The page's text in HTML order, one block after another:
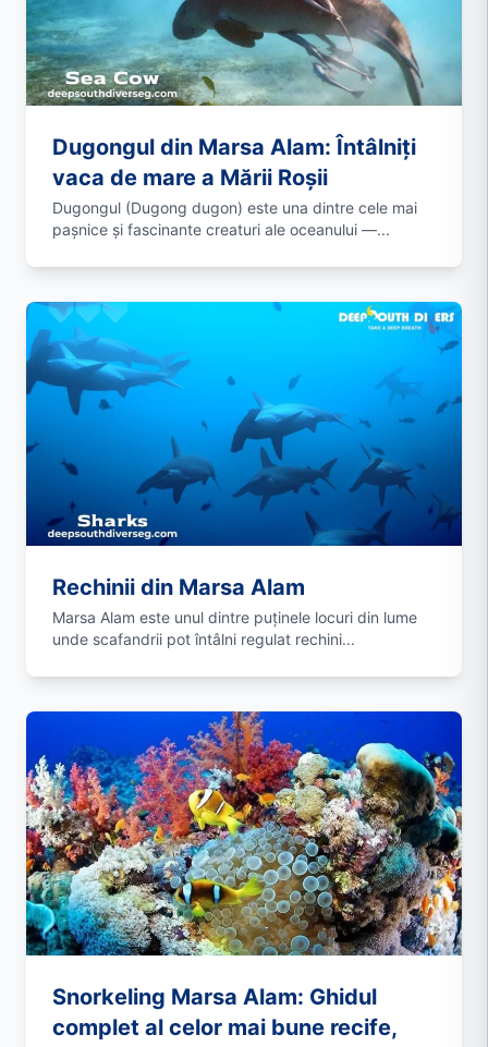
Dugongul din Marsa Alam: Întâlniți
vaca de mare a Mării Roșii
Dugongul (Dugong dugon) este una dintre cele mai
pașnice și fascinante creaturi ale oceanului —...
Rechinii din Marsa Alam
Marsa Alam este unul dintre puținele locuri din lume
unde scafandrii pot întâlni regulat rechini...
Snorkeling Marsa Alam: Ghidul
complet al celor mai bune recife,